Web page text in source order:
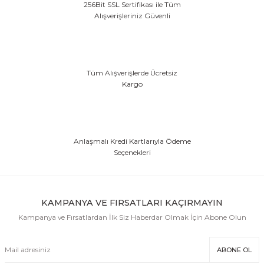
256Bit SSL Sertifikası ile Tüm
Alışverişleriniz Güvenli
Tüm Alışverişlerde Ücretsiz
Kargo
Anlaşmalı Kredi Kartlarıyla Ödeme
Seçenekleri
KAMPANYA VE FIRSATLARI KAÇIRMAYIN
Kampanya ve Fırsatlardan İlk Siz Haberdar Olmak İçin Abone Olun
ABONE OL